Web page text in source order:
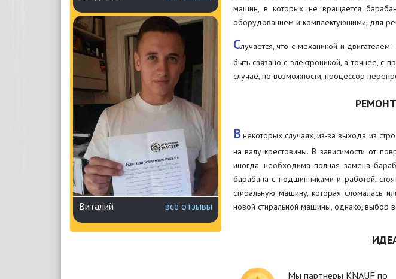
Виталий все отзывы
машин, в которых не вращается
оборудованием и комплектующими, для
Случается, что с механикой и
быть связано с электроникой, а точнее, с
случае, по возможности, процессор
Внекоторых случаях, из-за выхода из
на валу крестовины. В зависимости от
иногда, необходима полная замена
барабана с подшипниками и работой,
стиральную машину, которая сломалась
новой стиральной машины, однако, выбор
Мы партнеры KNAUF по